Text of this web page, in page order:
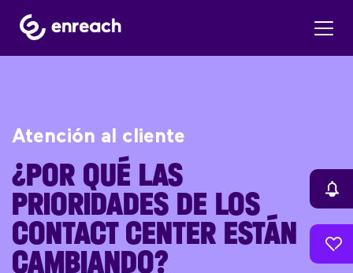
Atención al cliente
¿POR QUÉ LAS
PRIORIDADES DE LOS
CONTACT CENTER ESTÁN
CAMBIANDO?